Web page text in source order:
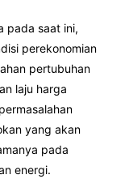
pada saat ini,
perekonomian
pertubuhan
laju harga
yang akan
pada
energi.